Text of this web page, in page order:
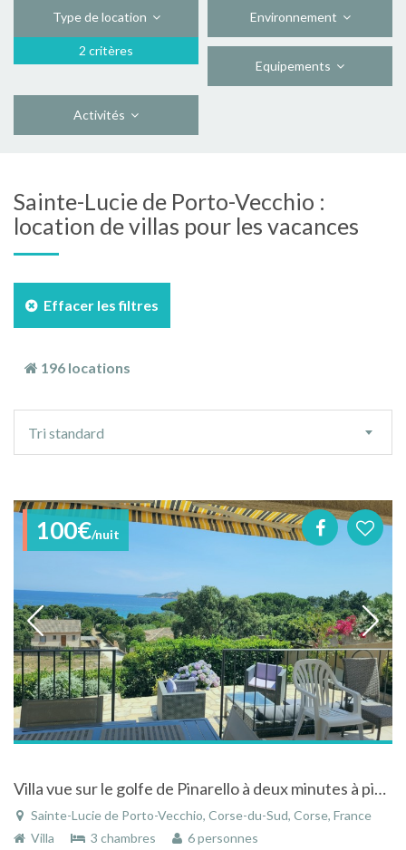
Type de location
2 critères
Environnement
Equipements
Activités
Sainte-Lucie de Porto-Vecchio :
location de villas pour les vacances
Effacer les filtres
196 locations
tri
Tri standard
100€/nuit
Villa vue sur le golfe de Pinarello à deux minutes à pied de la plage
Sainte-Lucie de Porto-Vecchio, Corse-du-Sud, Corse, France
Villa
3 chambres 6 personnes